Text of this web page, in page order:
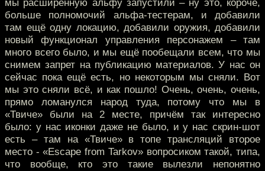
мы расширенную альфу запустили – ну это, короче,
больше полномочий альфа-тестерам, и добавили
там ещё одну локацию, добавили оружия, добавили
новый функционал управления персонажем – там
много всего было, и мы ещё пообещали всем, что мы
снимем запрет на публикацию материалов. У нас он
сейчас пока ещё есть, но некоторым мы сняли. Вот
мы это сняли всё, и как пошло! Очень, очень, очень,
прямо ломанулся народ туда, потому что мы в
«Твиче» были на 2 месте, причём так интересно
было: у нас иконки даже не было, и у нас скрин-шот
есть – там на «Твиче» в топе трансляций второе
место - «Escape from Tarkov» вопросиком такой, типа,
что вообще, кто это такие вылезли непонятно